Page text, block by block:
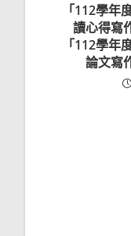
「112學年
讀心得寫
「112學年
論文寫